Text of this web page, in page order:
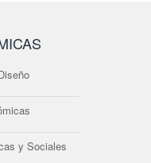
y Sociales